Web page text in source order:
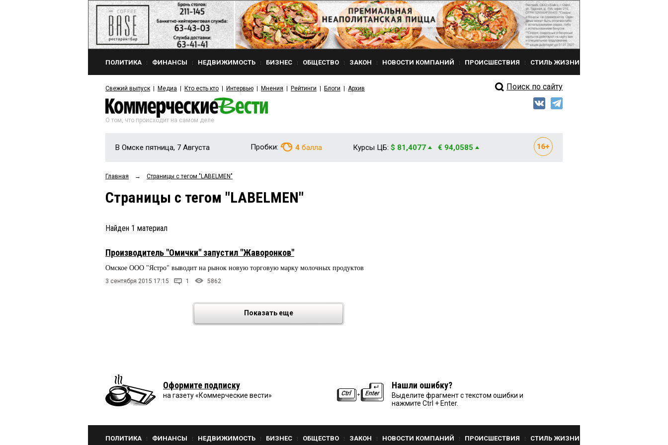
ПОЛИТИКА ФИНАНСЫ НЕДВИЖИМОСТЬ БИЗНЕС ОБЩЕСТВО ЗАКОН НОВОСТИ КОМПАНИЙ ПРОИСШЕСТВИЯ СТИЛЬ ЖИЗНИ
Свежий выпуск Медиа Кто есть кто Интервью Мнения Рейтинги Блоги Архив Поиск по сайту
О том, что происходит на самом деле
В Омске пятница, 7 Августа Пробки: 4 балла Курсы ЦБ: $ 81,4077 € 94,0585
Главная → Страницы c тегом "LABELMEN"
Страницы c тегом "LABELMEN"
Найден 1 материал
Производитель "Омички" запустил "Жаворонков"
Омское ООО "Ястро" выводит на рынок новую торговую марку молочных продуктов
3 сентября 2015 17:15 1 5862
Показать еще
Оформите подписку
на газету «Коммерческие вести»
Нашли ошибку?
Выделите фрагмент с текстом ошибки и
нажмите Ctrl + Enter.
ПОЛИТИКА ФИНАНСЫ НЕДВИЖИМОСТЬ БИЗНЕС ОБЩЕСТВО ЗАКОН НОВОСТИ КОМПАНИЙ ПРОИСШЕСТВИЯ СТИЛЬ ЖИЗНИ